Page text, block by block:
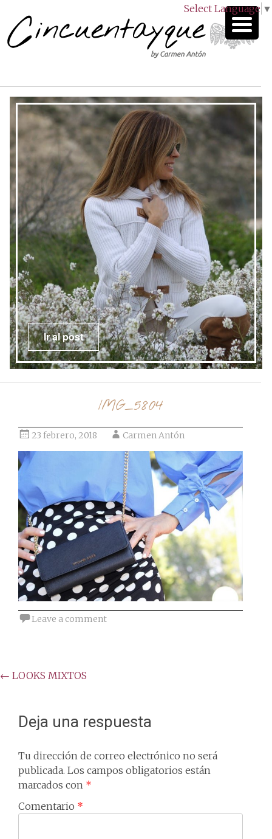
Select Language ▼
Ir al post
IMG_5804
23 febrero, 2018 Carmen Antón
Leave a comment
Post
← LOOKS MIXTOS
Deja una respuesta
Tu dirección de correo electrónico no será
publicada. Los campos obligatorios están
marcados con *
Comentario *